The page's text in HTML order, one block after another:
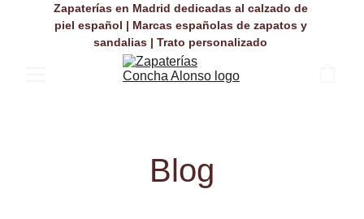
Zapaterías en Madrid dedicadas al calzado de
piel español | Marcas españolas de zapatos y
sandalias | Trato personalizado
Blog